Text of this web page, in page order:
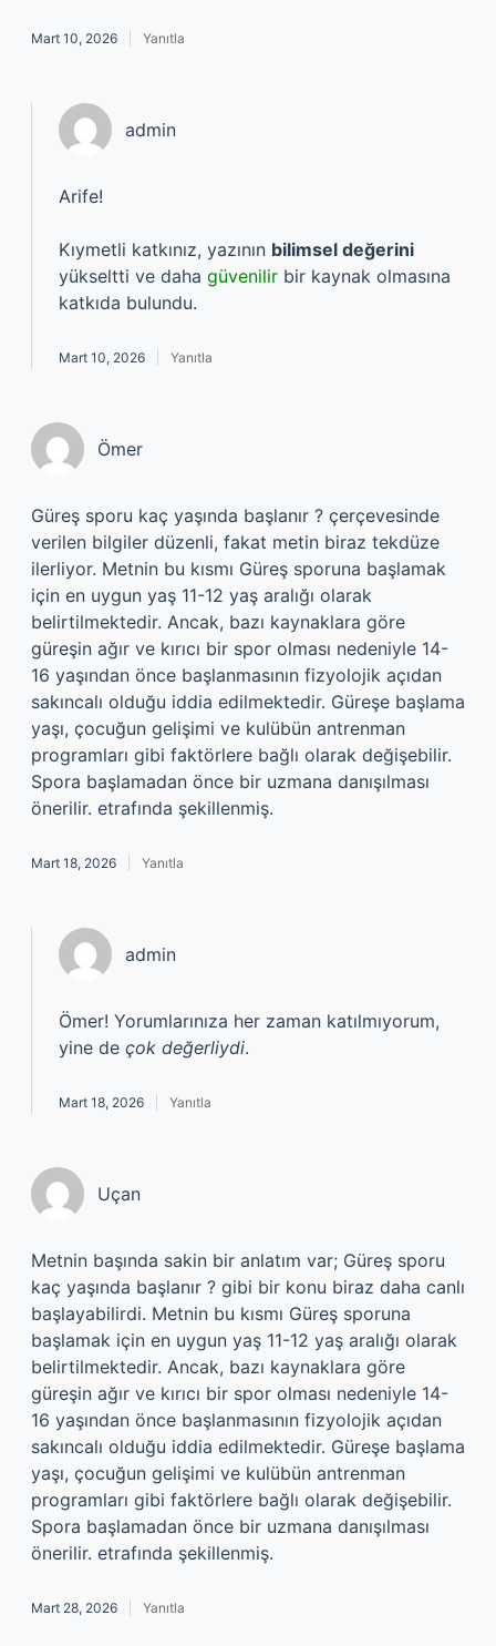
Mart 10, 2026 Yanıtla
admin
Arife!
Kıymetli katkınız, yazının bilimsel değerini
yükseltti ve daha güvenilir bir kaynak olmasına
katkıda bulundu.
Mart 10, 2026 Yanıtla
Ömer
Güreş sporu kaç yaşında başlanır ? çerçevesinde
verilen bilgiler düzenli, fakat metin biraz tekdüze
ilerliyor. Metnin bu kısmı Güreş sporuna başlamak
için en uygun yaş 11-12 yaş aralığı olarak
belirtilmektedir. Ancak, bazı kaynaklara göre
güreşin ağır ve kırıcı bir spor olması nedeniyle 14-
16 yaşından önce başlanmasının fizyolojik açıdan
sakıncalı olduğu iddia edilmektedir. Güreşe başlama
yaşı, çocuğun gelişimi ve kulübün antrenman
programları gibi faktörlere bağlı olarak değişebilir.
Spora başlamadan önce bir uzmana danışılması
önerilir. etrafında şekillenmiş.
Mart 18, 2026 Yanıtla
admin
Ömer! Yorumlarınıza her zaman katılmıyorum,
yine de çok değerliydi.
Mart 18, 2026 Yanıtla
Uçan
Metnin başında sakin bir anlatım var; Güreş sporu
kaç yaşında başlanır ? gibi bir konu biraz daha canlı
başlayabilirdi. Metnin bu kısmı Güreş sporuna
başlamak için en uygun yaş 11-12 yaş aralığı olarak
belirtilmektedir. Ancak, bazı kaynaklara göre
güreşin ağır ve kırıcı bir spor olması nedeniyle 14-
16 yaşından önce başlanmasının fizyolojik açıdan
sakıncalı olduğu iddia edilmektedir. Güreşe başlama
yaşı, çocuğun gelişimi ve kulübün antrenman
programları gibi faktörlere bağlı olarak değişebilir.
Spora başlamadan önce bir uzmana danışılması
önerilir. etrafında şekillenmiş.
Mart 28, 2026 Yanıtla